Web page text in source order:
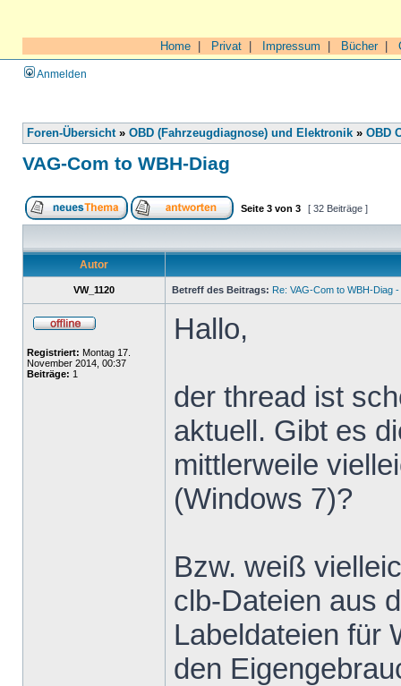
Home Privat Impressum Bücher|
Anmelden
Foren-Übersicht» OBD (Fahrzeugdiagnose) und Elektronik » OBD
VAG-Com to WBH-Diag
Seite 3 von 3 [ 32 Beiträge ]
Autor
VW_1120 Betreff des Beitrags: Re: VAG-Com to WBH-Diag
Registriert: Montag 17.
November 2014, 00:37
Beiträge: 1
Hallo,
der thread ist
aktuell. Gibt es
mittlerweile
(Windows 7)?
Bzw. weiß
clb-Dateien aus
Labeldateien für
den